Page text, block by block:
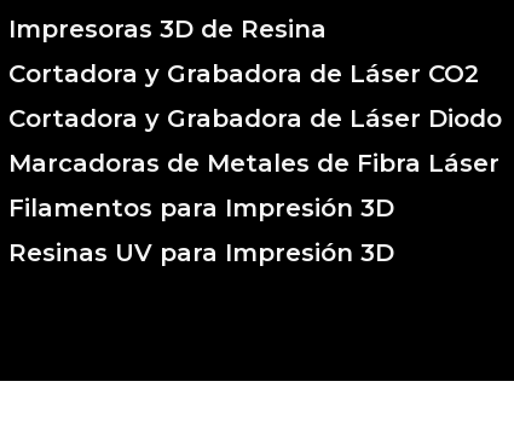
Impresoras 3D de Resina
Cortadora y Grabadora de Láser CO2
Cortadora y Grabadora de Láser Diodo
Marcadoras de Metales de Fibra Láser
Filamentos para Impresión 3D
Resinas UV para Impresión 3D